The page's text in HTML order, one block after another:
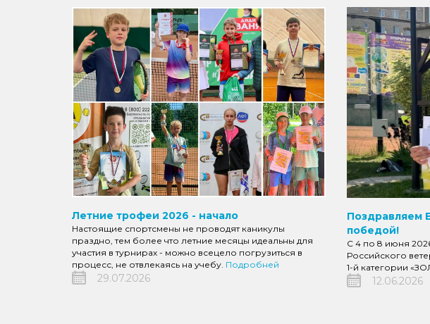
Летние трофеи 2026 - начало
Настоящие спортсмены не проводят каникулы
праздно, тем более что летние месяцы идеальны для
участия в турнирах - можно всецело погрузиться в
процесс, не отвлекаясь на учебу. Подробней
29.07.2026
Поздравляем
победой!
С 4 по 8 июня
Российского
1-й категории
12.06.2026